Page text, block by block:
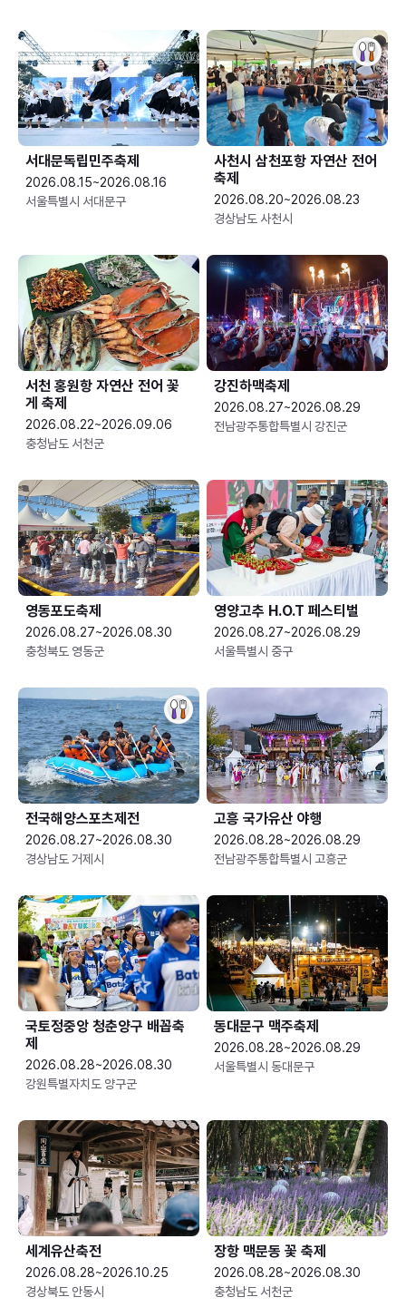
서대문독립민주축제
2026.08.15~2026.08.16
서울특별시 서대문구
사천시 삼천포항 자연산 전어
축제
2026.08.20~2026.08.23
경상남도 사천시
서천 홍원항 자연산 전어 꽃
게 축제
2026.08.22~2026.09.06
충청남도 서천군
강진하맥축제
2026.08.27~2026.08.29
전남광주통합특별시 강진군
영동포도축제
2026.08.27~2026.08.30
충청북도 영동군
영양고추 H.O.T 페스티벌
2026.08.27~2026.08.29
서울특별시 중구
전국해양스포츠제전
2026.08.27~2026.08.30
경상남도 거제시
고흥 국가유산 야행
2026.08.28~2026.08.29
전남광주통합특별시 고흥군
국토정중앙 청춘양구 배꼽축
제
2026.08.28~2026.08.30
강원특별자치도 양구군
동대문구 맥주축제
2026.08.28~2026.08.29
서울특별시 동대문구
세계유산축전
2026.08.28~2026.10.25
경상북도 안동시
장항 맥문동 꽃 축제
2026.08.28~2026.08.30
충청남도 서천군